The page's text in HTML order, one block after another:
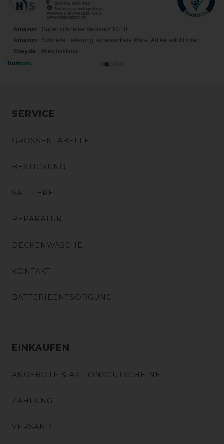
SERVICE
GRÖSSENTABELLE
BESTICKUNG
SATTLEREI
REPARATUR
DECKENWÄSCHE
KONTAKT
BATTERIEENTSORGUNG
EINKAUFEN
ANGEBOTE & AKTIONSGUTSCHEINE
ZAHLUNG
VERSAND